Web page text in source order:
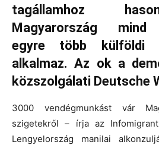
tagállamhoz
Magyarország mind
egyre több külföldi
alkalmaz. Az ok a
közszolgálati Deutsche
3000 vendégmunkást vár
szigetekről – írja az
Lengyelország manilai